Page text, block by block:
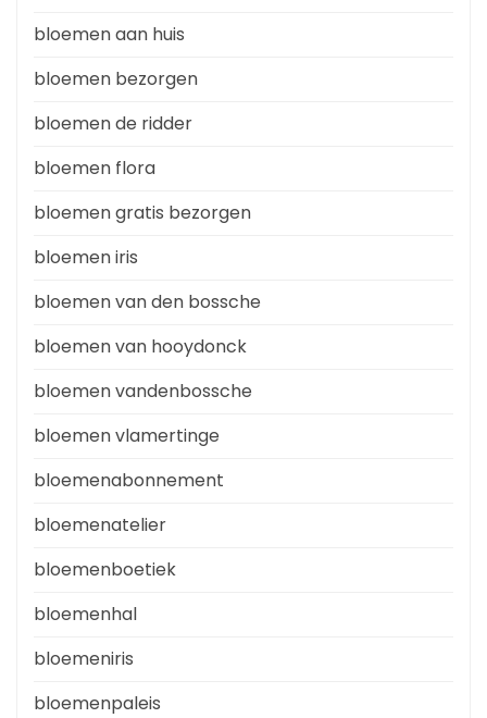
bloemen aan huis
bloemen bezorgen
bloemen de ridder
bloemen flora
bloemen gratis bezorgen
bloemen iris
bloemen van den bossche
bloemen van hooydonck
bloemen vandenbossche
bloemen vlamertinge
bloemenabonnement
bloemenatelier
bloemenboetiek
bloemenhal
bloemeniris
bloemenpaleis